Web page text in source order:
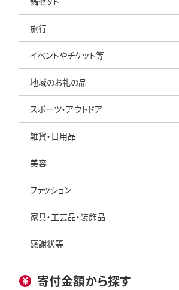
旅行
イベントやチケット等
地域のお礼の品
スポーツ・アウトドア
雑貨・日用品
美容
ファッション
家具・工芸品・装飾品
感謝状等
寄付金額から探す